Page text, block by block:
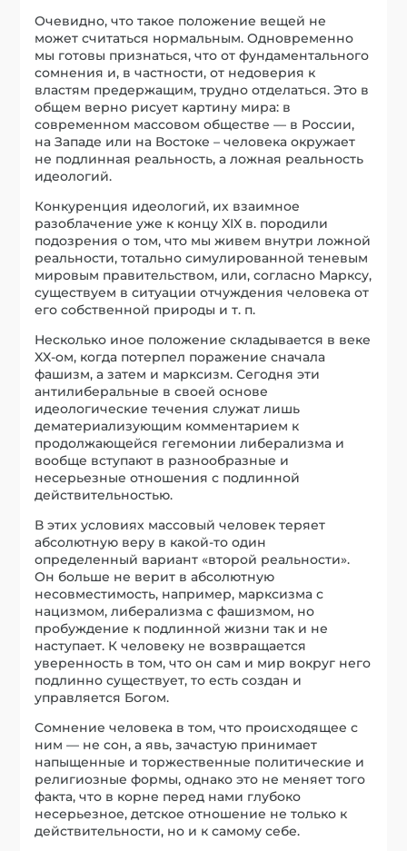
Очевидно, что такое положение вещей не
может считаться нормальным. Одновременно
мы готовы признаться, что от фундаментального
сомнения и, в частности, от недоверия к
властям предержащим, трудно отделаться. Это в
общем верно рисует картину мира: в
современном массовом обществе — в России,
на Западе или на Востоке – человека окружает
не подлинная реальность, а ложная реальность
идеологий.
Конкуренция идеологий, их взаимное
разоблачение уже к концуXIX в. породили
подозрения о том, что мы живем внутри ложной
реальности, тотально симулированной теневым
мировым правительством, или, согласно Марксу,
существуем в ситуации отчуждения человека от
его собственной природы и т. п.
Несколько иное положение складывается в веке
XX-ом, когда потерпел поражение сначала
фашизм, а затем и марксизм. Сегодня эти
антилиберальные в своей основе
идеологические течения служат лишь
дематериализующим комментарием к
продолжающейся гегемонии либерализма и
вообще вступают в разнообразные и
несерьезные отношения с подлинной
действительностью.
В этих условиях массовый человек теряет
абсолютную веру в какой-то один
определенный вариант «второй реальности».
Он больше не верит в абсолютную
несовместимость, например, марксизма с
нацизмом, либерализма с фашизмом, но
пробуждение к подлинной жизни так и не
наступает. К человеку не возвращается
уверенность в том, что он сам и мир вокруг него
подлинно существует, то есть создан и
управляется Богом.
Сомнение человека в том, что происходящее с
ним — не сон, а явь, зачастую принимает
напыщенные и торжественные политические и
религиозные формы, однако это не меняет того
факта, что в корне перед нами глубоко
несерьезное, детское отношение не только к
действительности, но и к самому себе.